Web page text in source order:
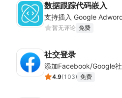
数据跟踪代码嵌入
暂无评论 免费
社交登录
4.9(103) 免费